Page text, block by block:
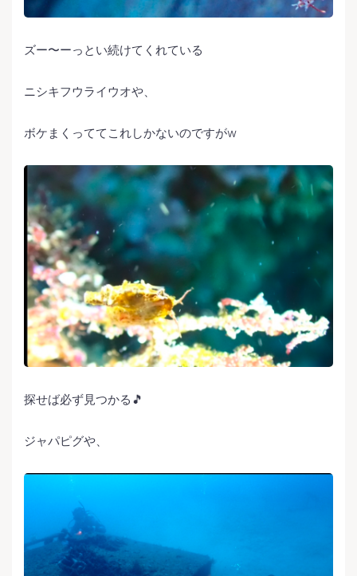
ズー〜ーっとい続けてくれている
ニシキフウライウオや、
ボケまくっててこれしかないのですがw
探せば必ず見つかる🎵
ジャパピグや、